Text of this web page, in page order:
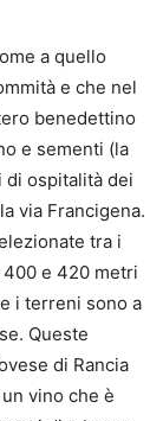
a quello
e che nel
benedettino
e sementi (la
di ospitalità dei
via Francigena.
tra i
e 420 metri
i terreni sono a
Queste
di Rancia
vino che è